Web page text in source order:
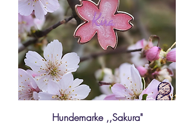
Hundemarke ,,Sakura"